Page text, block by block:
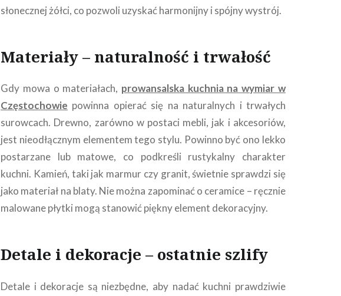
słonecznej żółci, co pozwoli uzyskać harmonijny i spójny wystrój.
Materiały – naturalność i trwałość
Gdy mowa o materiałach, prowansalska kuchnia na wymiar w
Częstochowie powinna opierać się na naturalnych i trwałych
surowcach. Drewno, zarówno w postaci mebli, jak i akcesoriów,
jest nieodłącznym elementem tego stylu. Powinno być ono lekko
postarzane lub matowe, co podkreśli rustykalny charakter
kuchni. Kamień, taki jak marmur czy granit, świetnie sprawdzi się
jako materiał na blaty. Nie można zapominać o ceramice – ręcznie
malowane płytki mogą stanowić piękny element dekoracyjny.
Detale i dekoracje – ostatnie szlify
Detale i dekoracje są niezbędne, aby nadać kuchni prawdziwie